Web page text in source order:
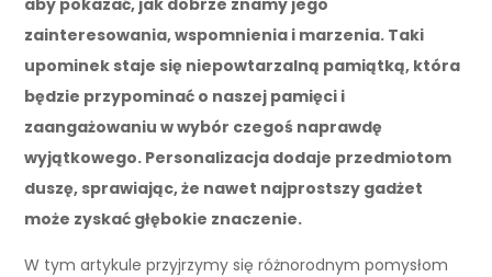
zainteresowania, wspomnienia i marzenia. Taki
upominek staje się niepowtarzalną pamiątką, która
będzie przypominać o naszej pamięci i
zaangażowaniu w wybór czegoś naprawdę
wyjątkowego. Personalizacja dodaje przedmiotom
duszę, sprawiając, że nawet najprostszy gadżet
może zyskać głębokie znaczenie.
W tym artykule przyjrzymy się różnorodnym pomysłom